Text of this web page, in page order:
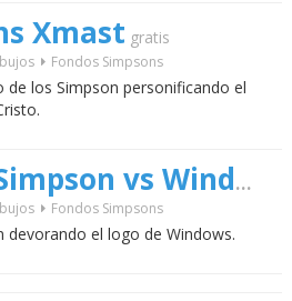
Xmast gratis
Fondos Simpsons
de los Simpson personificando el
Homer Simpson vs Windows
Fondos Simpsons
devorando el logo de Windows.